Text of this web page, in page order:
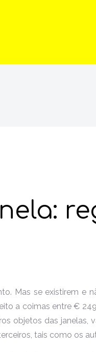
Mas se existirem
a coimas entre €
objetos das janelas,
tais como os